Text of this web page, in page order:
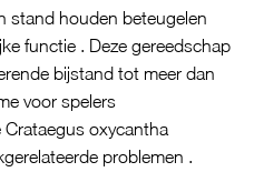
stand houden beteugelen
functie . Deze gereedschap
bijstand tot meer dan
voor spelers
oxycantha
problemen .